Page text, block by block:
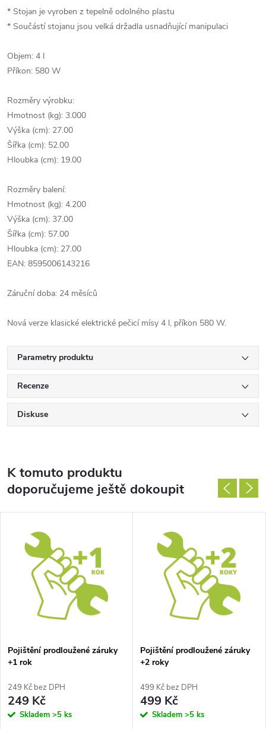
* Stojan je vyroben z tepelně odolného plastu
* Součástí stojanu jsou velká držadla usnadňující manipulaci
Objem: 4 l
Příkon: 580 W
Rozměry výrobku:
Hmotnost (kg): 3.000
Výška (cm): 27.00
Šířka (cm): 52.00
Hloubka (cm): 19.00
Rozměry balení:
Hmotnost (kg): 4.200
Výška (cm): 37.00
Šířka (cm): 57.00
Hloubka (cm): 27.00
EAN: 8595006143216
Záruční doba: 24 měsíců
Nová verze klasické elektrické pečicí mísy 4 l, příkon 580 W.
Parametry produktu
Recenze
Diskuse
K tomuto produktu
doporučujeme ještě dokoupit
Pojištění prodloužené záruky
+1 rok
249 Kč bez DPH
249 Kč
Skladem >5 ks
Pojištění prodloužené záruky
+2 roky
499 Kč bez DPH
499 Kč
Skladem >5 ks